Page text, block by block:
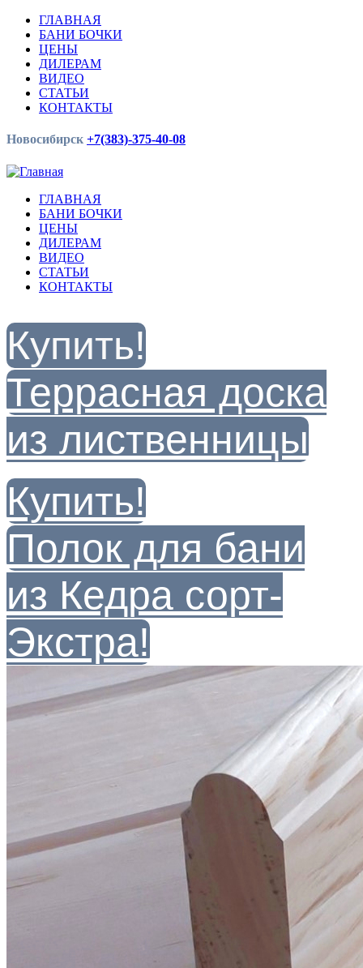
ГЛАВНАЯ
БАНИ БОЧКИ
ЦЕНЫ
ДИЛЕРАМ
ВИДЕО
СТАТЬИ
КОНТАКТЫ
Новосибирск +7(383)-375-40-08
ГЛАВНАЯ
БАНИ БОЧКИ
ЦЕНЫ
ДИЛЕРАМ
ВИДЕО
СТАТЬИ
КОНТАКТЫ
Купить!
Террасная доска
из лиственницы
Купить!
Полок для бани
из Кедра сорт-
Экстра!